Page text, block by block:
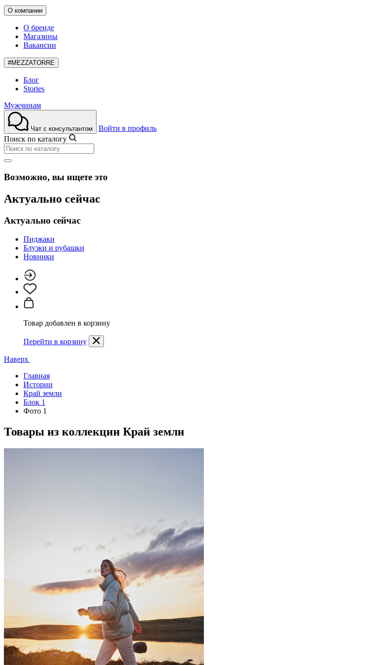
О компании
О бренде
Магазины
Вакансии
#MEZZATORRE
Блог
Stories
Мужчинам
Чат с консультантом
Войти в профиль
Поиск по каталогу
Возможно, вы ищете это
Актуально сейчас
Актуально сейчас
Пиджаки
Блузки и рубашки
Новинки
Товар добавлен в корзину
Перейти в корзину
Наверх
Главная
Истории
Край земли
Блок 1
Фото 1
Товары из коллекции Край земли